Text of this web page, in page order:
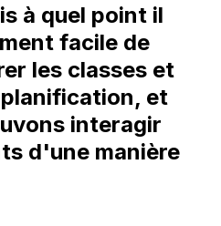
à quel point il
facile de
les classes et
et
interagir
d'une manière